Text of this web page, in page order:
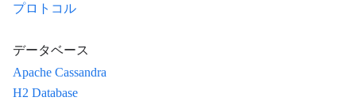
プロトコル
データベース
Apache Cassandra
H2 Database